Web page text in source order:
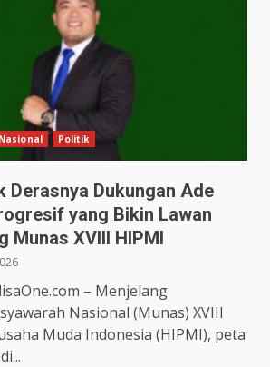
Nasional Politik
Derasnya Dukungan Ade
yang Bikin Lawan
Munas XVIII HIPMI
– Menjelang
Nasional (Munas) XVIII
Muda Indonesia (HIPMI), peta